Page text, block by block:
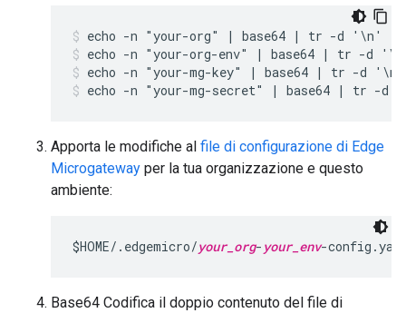
echo -n "your-org" | base64 | tr -d '\n'
echo -n "your-org-env" | base64 | tr -d
echo -n "your-mg-key" | base64 | tr -d '\n'
echo -n "your-mg-secret" | base64 | tr -d
Apporta le modifiche al file di configurazione di Edge
Microgateway per la tua organizzazione e questo
ambiente:
$HOME/.edgemicro/your_org- your_env-
Base64 Codifica il doppio contenuto del file di